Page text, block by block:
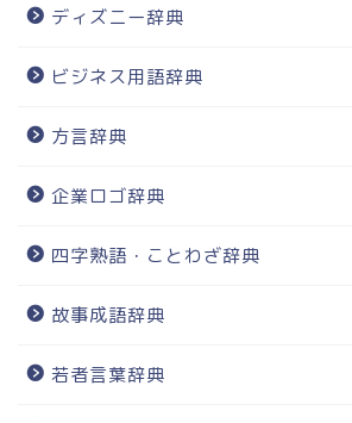
ディズニー辞典
ビジネス用語辞典
方言辞典
企業ロゴ辞典
四字熟語・ことわざ辞典
故事成語辞典
若者言葉辞典